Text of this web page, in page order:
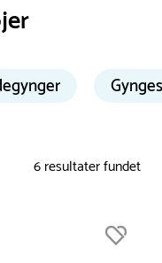
6resultater fundet